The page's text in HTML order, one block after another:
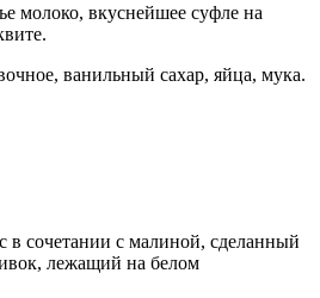
молоко, вкуснейшее суфле на
ванильный сахар, яйца, мука.
сочетании с малиной, сделанный
лежащий на белом